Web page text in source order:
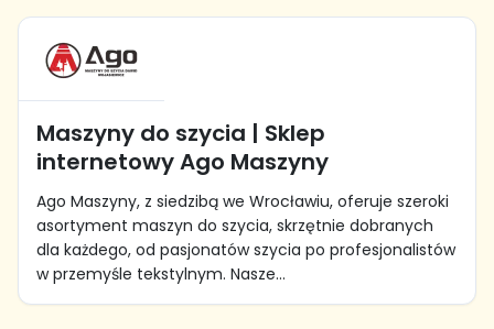
Maszyny do szycia | Sklep
internetowy Ago Maszyny
Ago Maszyny, z siedzibą we Wrocławiu, oferuje szeroki
asortyment maszyn do szycia, skrzętnie dobranych
dla każdego, od pasjonatów szycia po profesjonalistów
w przemyśle tekstylnym. Nasze...